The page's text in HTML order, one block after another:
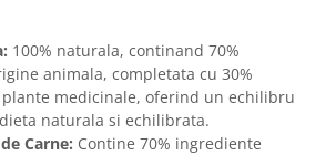
100% naturala, continand 70%
animala, completata cu 30%
medicinale, oferind un echilibru
naturala si echilibrata.
Carne: Contine 70% ingrediente